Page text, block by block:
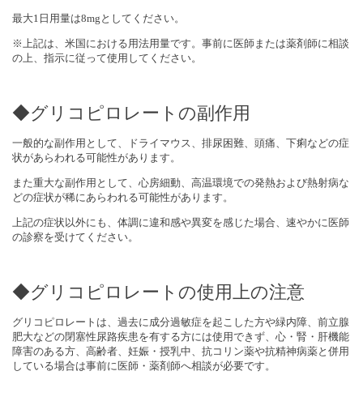
最大1日用量は8mgとしてください。
※上記は、米国における用法用量です。事前に医師または薬剤師に相談
の上、指示に従って使用してください。
◆グリコピロレートの副作用
一般的な副作用として、ドライマウス、排尿困難、頭痛、下痢などの症
状があらわれる可能性があります。
また重大な副作用として、心房細動、高温環境での発熱および熱射病な
どの症状が稀にあらわれる可能性があります。
上記の症状以外にも、体調に違和感や異変を感じた場合、速やかに医師
の診察を受けてください。
◆グリコピロレートの使用上の注意
グリコピロレートは、過去に成分過敏症を起こした方や緑内障、前立腺
肥大などの閉塞性尿路疾患を有する方には使用できず、心・腎・肝機能
障害のある方、高齢者、妊娠・授乳中、抗コリン薬や抗精神病薬と併用
している場合は事前に医師・薬剤師へ相談が必要です。